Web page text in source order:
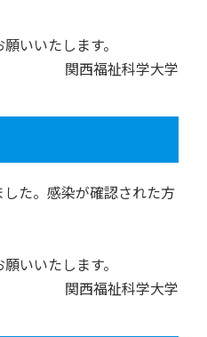
いいたします。
関西福祉科学大学
た。感染が確認された方
いいたします。
関西福祉科学大学